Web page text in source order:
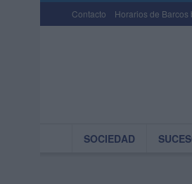
Contacto Horarios de Barcos
SOCIEDAD